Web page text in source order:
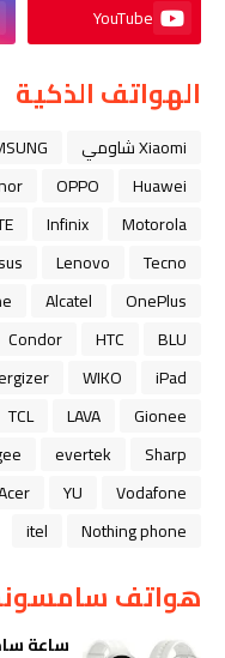
YouTube
الهواتف الذكية
Xiaomi شاومي
Huawei
OPPO
Motorola
Infinix
Tecno
Lenovo
OnePlus
Alcatel
BLU
HTC
Condor
iPad
WIKO
Gionee
LAVA
TCL
Sharp
evertek
Vodafone
YU
Nothing phone
itel
هواتف